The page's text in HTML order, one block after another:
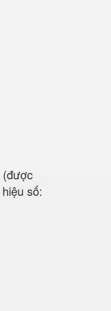
(được
số: